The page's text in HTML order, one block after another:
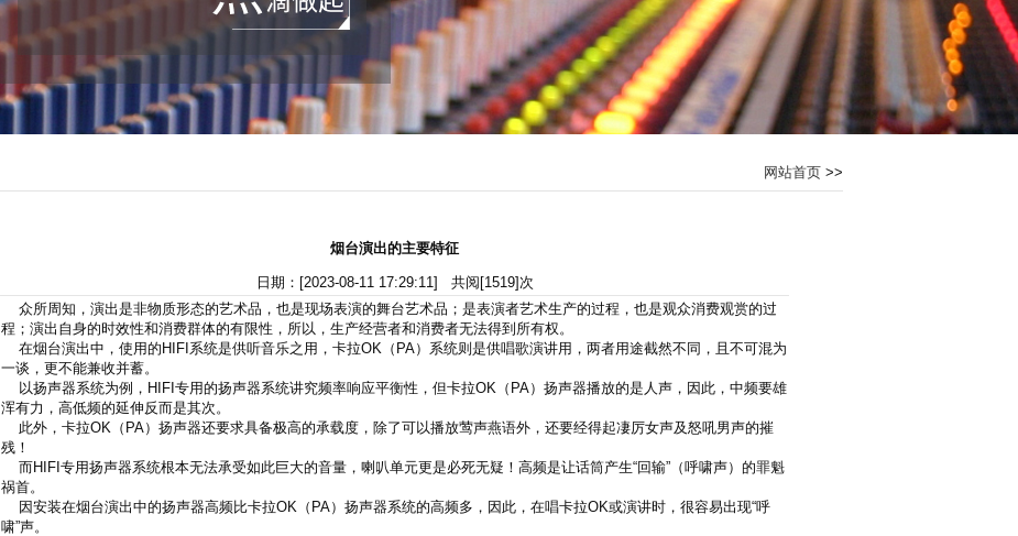
网站首页 >>
烟台演出的主要特征
日期：[2023-08-11 17:29:11] 共阅[1519]次
众所周知，演出是非物质形态的艺术品，也是现场表演的舞台艺术品；是表演者艺术生产的过程，也是观众消费观赏的过
程；演出自身的时效性和消费群体的有限性，所以，生产经营者和消费者无法得到所有权。
在烟台演出中，使用的HIFI系统是供听音乐之用，卡拉OK（PA）系统则是供唱歌演讲用，两者用途截然不同，且不可混为
一谈，更不能兼收并蓄。
以扬声器系统为例，HIFI专用的扬声器系统讲究频率响应平衡性，但卡拉OK（PA）扬声器播放的是人声，因此，中频要雄
浑有力，高低频的延伸反而是其次。
此外，卡拉OK（PA）扬声器还要求具备极高的承载度，除了可以播放莺声燕语外，还要经得起凄厉女声及怒吼男声的摧
残！
而HIFI专用扬声器系统根本无法承受如此巨大的音量，喇叭单元更是必死无疑！高频是让话筒产生“回输”（呼啸声）的罪魁
祸首。
因安装在烟台演出中的扬声器高频比卡拉OK（PA）扬声器系统的高频多，因此，在唱卡拉OK或演讲时，很容易出现“呼
啸”声。